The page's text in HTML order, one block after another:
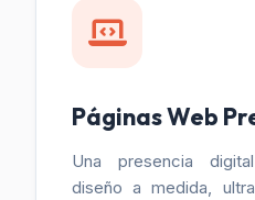
Páginas Web
Una presencia
diseño a medida,